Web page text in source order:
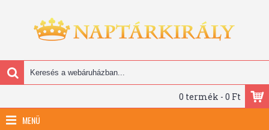
0 termék - 0 Ft
MENÜ